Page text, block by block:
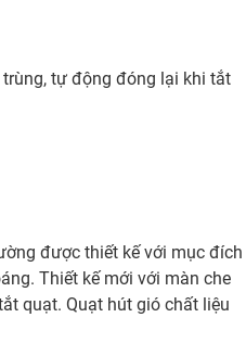
tự động đóng lại khi tắt
được thiết kế với mục đích
Thiết kế mới với màn che
quạt. Quạt hút gió chất liệu